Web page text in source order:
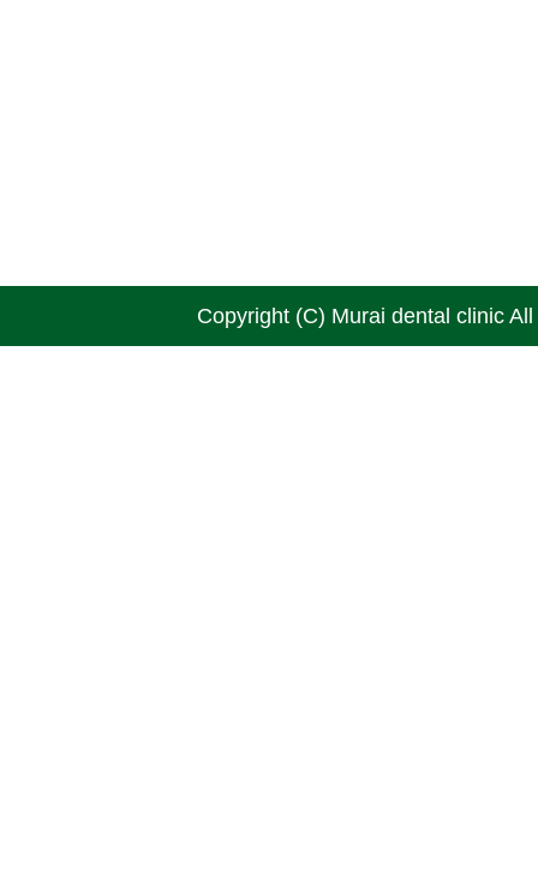
Copyright (C) Murai dental clinic